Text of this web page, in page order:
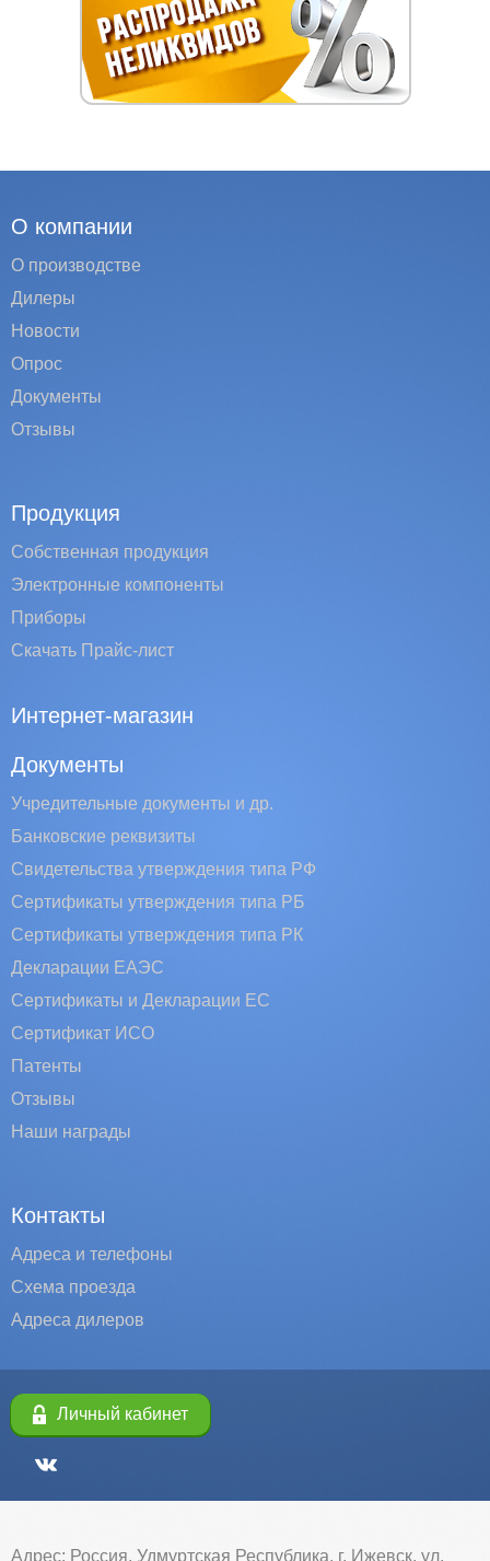
О компании
О производстве
Дилеры
Новости
Опрос
Документы
Отзывы
Продукция
Собственная продукция
Электронные компоненты
Приборы
Скачать Прайс-лист
Интернет-магазин
Документы
Учредительные документы и др.
Банковские реквизиты
Свидетельства утверждения типа РФ
Сертификаты утверждения типа РБ
Сертификаты утверждения типа РК
Декларации ЕАЭС
Сертификаты и Декларации EC
Сертификат ИСО
Патенты
Отзывы
Наши награды
Контакты
Адреса и телефоны
Схема проезда
Адреса дилеров
Личный кабинет
Адрес: Россия, Удмуртская Республика, г. Ижевск, ул.